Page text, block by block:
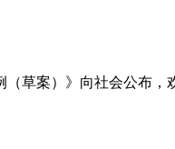
草案）》向社会公布，